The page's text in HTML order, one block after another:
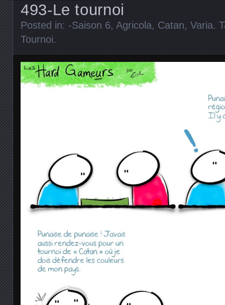
493-Le tournoi
Posted in: -Saison 6, Agricola, Catan, Varia.
Tournoi.